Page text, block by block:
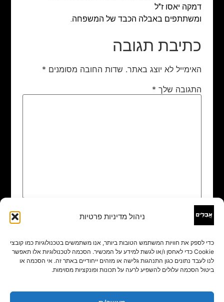
ניהול מדיניות פרטיות
כדי לספק את חוויות המשתמש הטובות ביותר, אנו משתמשים בטכנולוגיות כמו קובצי
Cookie כדי לאחסן ו/או לגשת למידע על המכשיר. הסכמה לטכנולוגיות אלו תאפשר
לנו לעבד נתונים כגון התנהגות גלישה או מזהים ייחודיים באתר זה. אי הסכמה או
ביטול הסכמה עלולים להשפיע לרעה על תכונות ופונקציות מסוימות.
דמקה יאסו ז"ל
ומשתתפים באבלה הכבד של המשפחה.
כתיבת תגובה
האימייל לא יוצג באתר. שדות החובה מסומנים *
התגובה שלך *
שם
אימייל*